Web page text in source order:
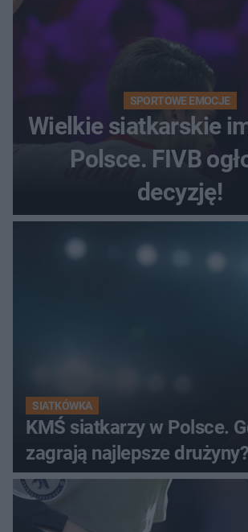
SPORTOWE EMOCJE
Wielkie siatkarskie
Polsce. FIVB
decyzję!
SIATKÓWKA
KMŚ siatkarzy w Polsce.
zagrają najlepsze drużyny?